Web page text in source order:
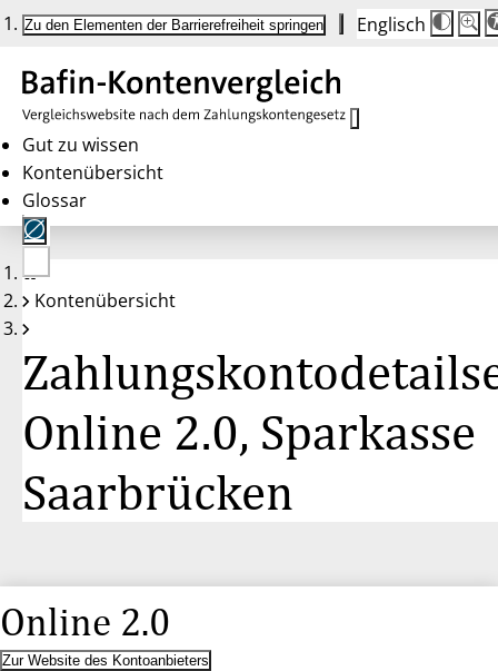
Zu den Elementen der Barrierefreiheit springen Englisch
Die
auf
100
100
Gut zu wissen
Kontenübersicht
Glossar
Keine
Konten
Kontenübersicht
Online 2.0, Sparkasse
Saarbrücken
Online 2.0
Zur Website des Kontoanbieters